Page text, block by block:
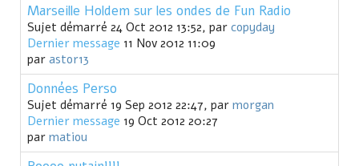
Marseille Holdem sur les ondes de Fun Radio
Sujet démarré 24 Oct 2012 13:52, par copyday
Dernier message 11 Nov 2012 11:09
par astor13
Données Perso
Sujet démarré 19 Sep 2012 22:47, par morgan
Dernier message 19 Oct 2012 20:27
par matiou